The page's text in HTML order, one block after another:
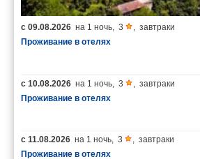
с 09.08.2026 на 1 ночь, 3 , завтраки
Проживание в отелях
с 10.08.2026 на 1 ночь, 3 , завтраки
Проживание в отелях
с 11.08.2026 на 1 ночь, 3 , завтраки
Проживание в отелях